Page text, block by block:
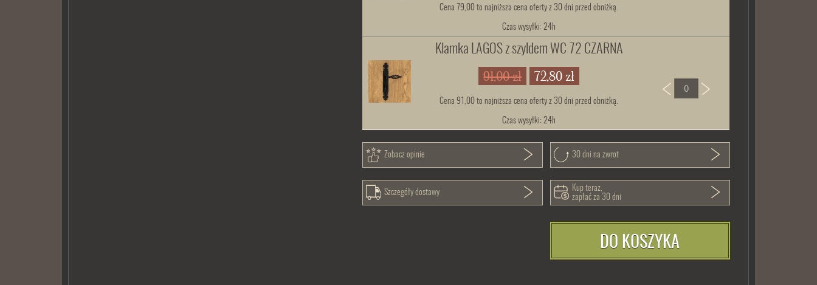
Cena 79,00 to najniższa cena oferty z 30 dni przed obniżką.
Czas wysyłki: 24h
Klamka LAGOS z szyldem WC 72 CZARNA
91,00 zł 72,80 zł
Cena 91,00 to najniższa cena oferty z 30 dni przed obniżką.
Czas wysyłki: 24h
Zobacz opinie 30 dni na zwrot
Szczegóły dostawy
Kup teraz,
zapłać za 30 dni
DO KOSZYKA